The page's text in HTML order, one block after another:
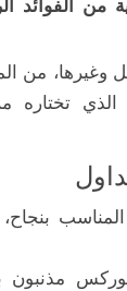
من الفوائد
وغيرها،
الذي تختاره